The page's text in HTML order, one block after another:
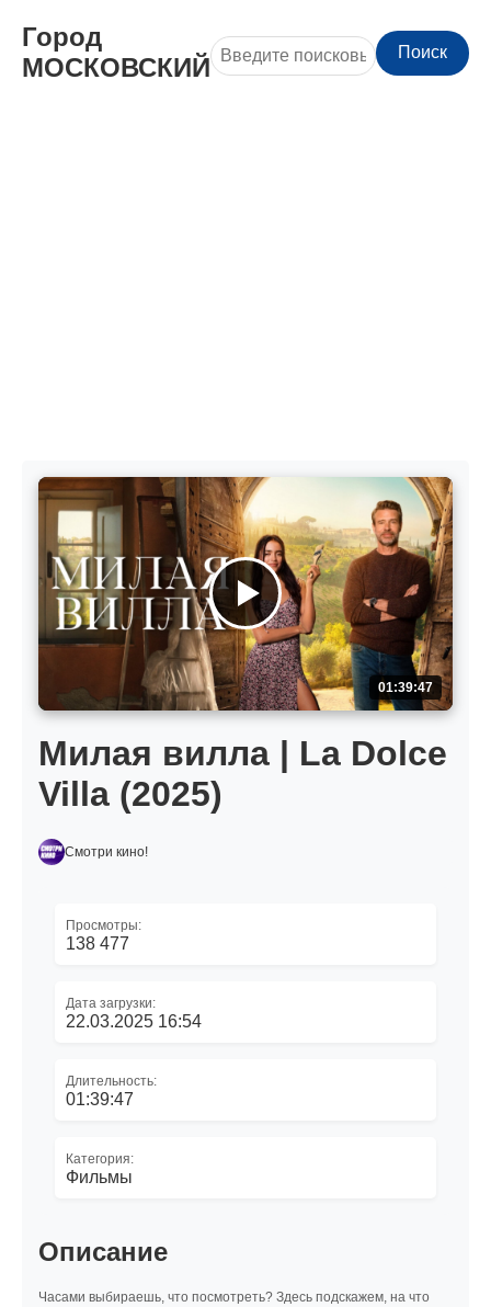
Город
МОСКОВСКИЙ
Поиск
01:39:47
Милая вилла | La Dolce
Villa (2025)
Смотри кино!
Просмотры:
138 477
Дата загрузки:
22.03.2025 16:54
Длительность:
01:39:47
Категория:
Фильмы
Описание
Часами выбираешь, что посмотреть? Здесь подскажем, на что